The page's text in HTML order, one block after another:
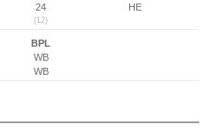
24
(12)
HE
BPL
WB
WB